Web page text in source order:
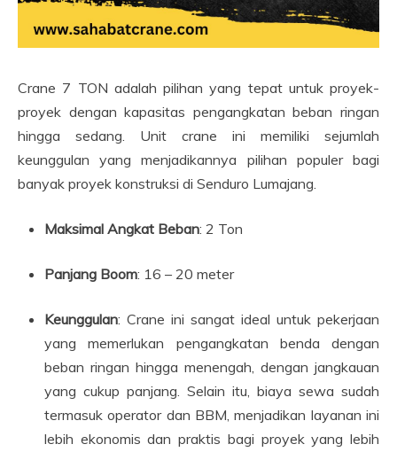
Crane 7 TON adalah pilihan yang tepat untuk proyek-
proyek dengan kapasitas pengangkatan beban ringan
hingga sedang. Unit crane ini memiliki sejumlah
keunggulan yang menjadikannya pilihan populer bagi
banyak proyek konstruksi di Senduro Lumajang.
Maksimal Angkat Beban: 2 Ton
Panjang Boom: 16 – 20 meter
Keunggulan: Crane ini sangat ideal untuk pekerjaan
yang memerlukan pengangkatan benda dengan
beban ringan hingga menengah, dengan jangkauan
yang cukup panjang. Selain itu, biaya sewa sudah
termasuk operator dan BBM, menjadikan layanan ini
lebih ekonomis dan praktis bagi proyek yang lebih